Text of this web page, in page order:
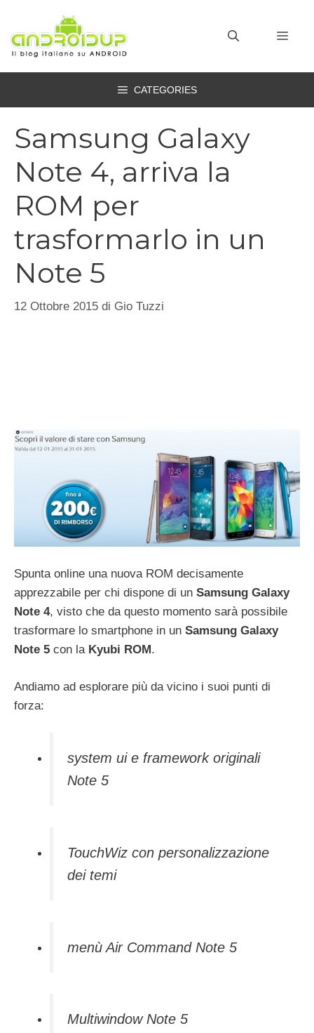
contenuto
CATEGORIES
Samsung Galaxy
Note 4, arriva la
ROM per
trasformarlo in un
Note 5
12 Ottobre 2015 di Gio Tuzzi
Spunta online una nuova ROM decisamente
apprezzabile per chi dispone di un Samsung Galaxy
Note 4, visto che da questo momento sarà possibile
trasformare lo smartphone in un Samsung Galaxy
Note 5 con la Kyubi ROM .
Andiamo ad esplorare più da vicino i suoi punti di
forza:
system ui e framework originali
Note 5
TouchWiz con personalizzazione
dei temi
menù Air Command Note 5
Multiwindow Note 5